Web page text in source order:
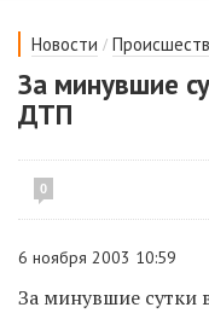
Новости /
За минувшие
ДТП
0
6 ноября 2003 10:59
За минувшие сутки